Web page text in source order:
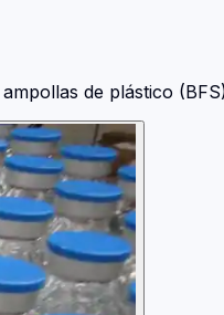
de plástico